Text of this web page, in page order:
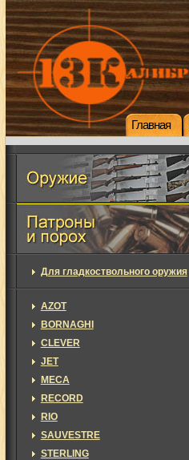
Главная
Для гладкоствольного оружия
AZOT
BORNAGHI
CLEVER
JET
MECA
RECORD
RIO
SAUVESTRE
STERLING